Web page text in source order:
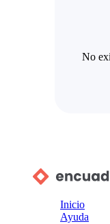
No
Inicio
Ayuda